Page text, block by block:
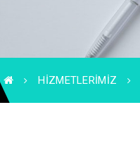
HIZMETLERIMIZ